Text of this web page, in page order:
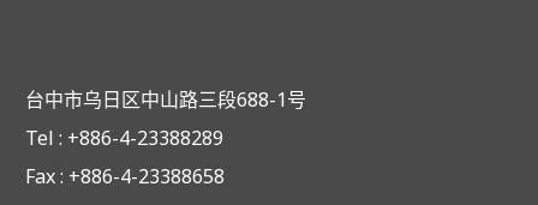
台中市乌日区中山路三段688-1号
Tel : +886-4-23388289
Fax : +886-4-23388658